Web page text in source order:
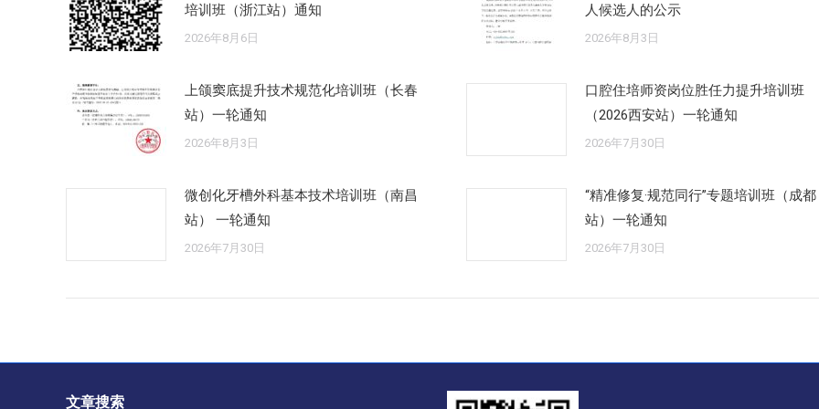
培训班（浙江站）通知
2026年8月6日
人候选人的公示
2026年8月3日
上颌窦底提升技术规范化培训班（长春
站）一轮通知
2026年8月3日
口腔住培师资岗位胜任力提升培训班
（2026西安站）一轮通知
2026年7月30日
微创化牙槽外科基本技术培训班（南昌
站） 一轮通知
2026年7月30日
“精准修复·规范同行”专题培训班（成都
站）一轮通知
2026年7月30日
文章搜索